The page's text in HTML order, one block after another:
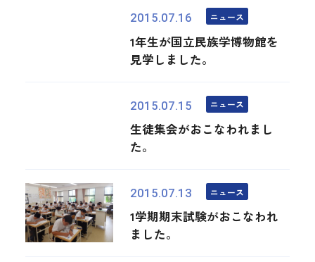
2015.07.16 ニュース
1年生が国立民族学博物館を
見学しました。
2015.07.15 ニュース
生徒集会がおこなわれまし
た。
2015.07.13 ニュース
1学期期末試験がおこなわれ
ました。